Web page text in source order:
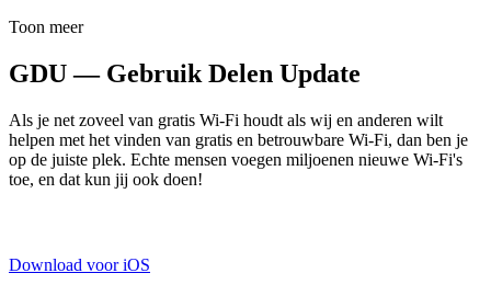
Toon meer
GDU — Gebruik Delen Update
Als je net zoveel van gratis Wi-Fi houdt als wij en anderen wilt
helpen met het vinden van gratis en betrouwbare Wi-Fi, dan ben je
op de juiste plek. Echte mensen voegen miljoenen nieuwe Wi-Fi's
toe, en dat kun jij ook doen!
Download voor iOS